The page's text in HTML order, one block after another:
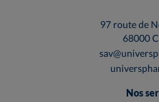
97 route de
68000
Nos